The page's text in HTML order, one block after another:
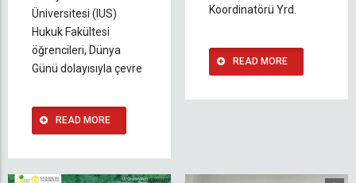
Üniversitesi (IUS)
Hukuk Fakültesi
öğrencileri, Dünya
Günü dolayısıyla çevre
READ MORE
Koordinatörü Yrd.
READ MORE